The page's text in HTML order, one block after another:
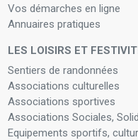
Vos démarches en ligne
Annuaires pratiques
LES LOISIRS ET
Sentiers de randonnées
Associations culturelles
Associations sportives
Associations Sociales,
Equipements sportifs,